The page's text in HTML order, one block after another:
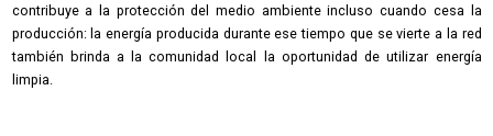
contribuye a la protección del medio ambiente incluso cuando cesa la
producción: la energía producida durante ese tiempo que se vierte a la red
también brinda a la comunidad local la oportunidad de utilizar energía
limpia.